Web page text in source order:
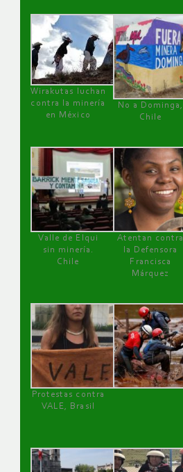
Wirakutas luchan
contra la minería
en México
No a Dominga,
Chile
Valle de Elqui
sin minería.
Chile
Atentan contra
la Defensora
Francisca
Márquez
Protestas contra
VALE, Brasil